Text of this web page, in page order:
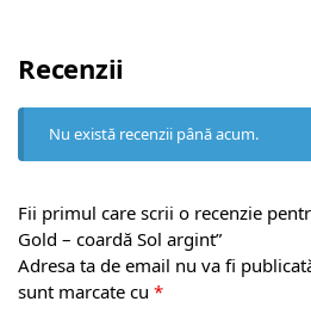
Recenzii
Nu există recenzii până acum.
Fii primul care scrii o recenzie
Gold – coardă Sol argint”
Adresa ta de email nu va fi
sunt marcate cu *